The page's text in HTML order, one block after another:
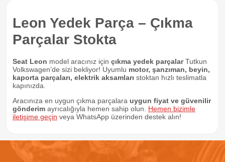
Leon Yedek Parça – Çıkma
Parçalar Stokta
Seat Leon model aracınız için çıkma yedek parçalarTutkun
Volkswagen’de sizi bekliyor! Uyumlu motor, şanzıman, beyin,
kaporta parçaları, elektrik aksamları stoktan hızlı teslimatla
kapınızda.
Aracınıza en uygun çıkma parçalara uygun fiyat ve güvenilir
gönderim ayrıcalığıyla hemen sahip olun. Hemen bizimle
iletişime geçin veya WhatsApp üzerinden destek alın!